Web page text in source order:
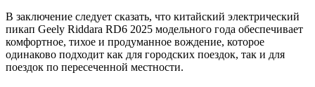
В заключение следует сказать, что китайский электрический
пикап Geely Riddara RD6 2025 модельного года обеспечивает
комфортное, тихое и продуманное вождение, которое
одинаково подходит как для городских поездок, так и для
поездок по пересеченной местности.